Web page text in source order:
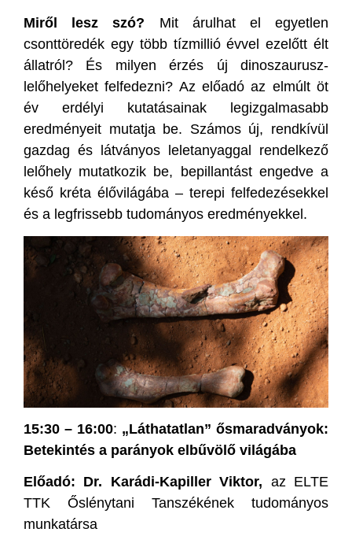
Miről lesz szó? Mit árulhat el egyetlen
csonttöredék egy több tízmillió évvel ezelőtt élt
állatról? És milyen érzés új dinoszaurusz-
lelőhelyeket felfedezni? Az előadó az elmúlt öt
év erdélyi kutatásainak legizgalmasabb
eredményeit mutatja be. Számos új, rendkívül
gazdag és látványos leletanyaggal rendelkező
lelőhely mutatkozik be, bepillantást engedve a
késő kréta élővilágába – terepi felfedezésekkel
és a legfrissebb tudományos eredményekkel.
15:30 – 16:00: „Láthatatlan” ősmaradványok:
Betekintés a parányok elbűvölő világába
Előadó: Dr. Karádi-Kapiller Viktor, az ELTE
TTK Őslénytani Tanszékének tudományos
munkatársa